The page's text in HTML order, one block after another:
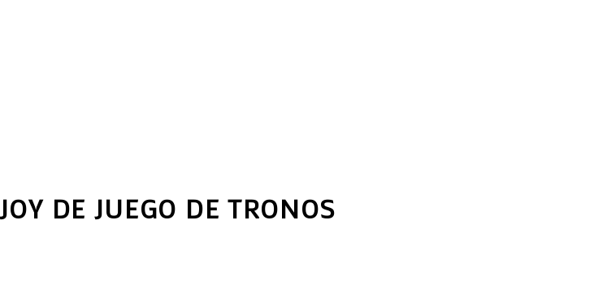
DE JUEGO DE TRONOS